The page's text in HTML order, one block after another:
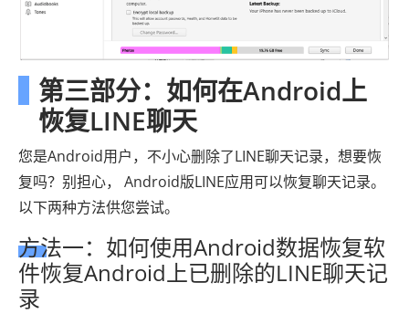
第三部分：如何在Android上
恢复LINE聊天
您是Android用户，不小心删除了LINE聊天记录，想要恢
复吗？别担心， Android版LINE应用可以恢复聊天记录。
以下两种方法供您尝试。
方法一：如何使用Android数据恢复软
件恢复Android上已删除的LINE聊天记
录